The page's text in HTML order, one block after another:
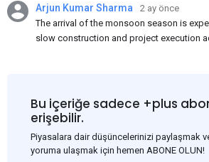
Arjun Kumar Sharma
2 ay önce
The arrival of the monsoon season is
slow construction and project execution
and rural construction projects is
to the market despite seasonal
rainfall.
Bu içeriğe sadece +plus
erişebilir.
Piyasalara dair düşüncelerinizi paylaşmak
yoruma ulaşmak için hemen ABONE OLUN!